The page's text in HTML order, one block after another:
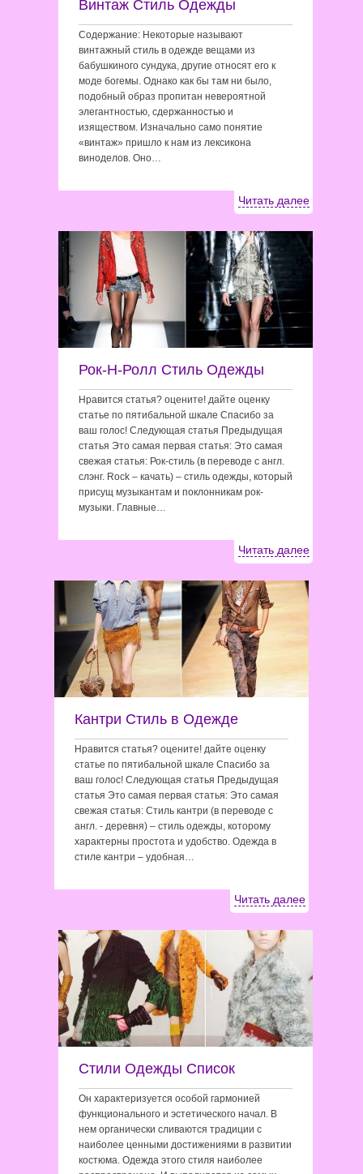
Винтаж Стиль Одежды
Содержание: Некоторые называют
винтажный стиль в одежде вещами из
бабушкиного сундука, другие относят его к
моде богемы. Однако как бы там ни было,
подобный образ пропитан невероятной
элегантностью, сдержанностью и
изяществом. Изначально само понятие
«винтаж» пришло к нам из лексикона
виноделов. Оно…
Читать далее
Рок-Н-Ролл Стиль Одежды
Нравится статья? оцените! дайте оценку
статье по пятибальной шкале Спасибо за
ваш голос! Следующая статья Предыдущая
статья Это самая первая статья: Это самая
свежая статья: Рок-стиль (в переводе с англ.
слэнг. Rock – качать) – стиль одежды, который
присущ музыкантам и поклонникам рок-
музыки. Главные…
Читать далее
Кантри Стиль в Одежде
Нравится статья? оцените! дайте оценку
статье по пятибальной шкале Спасибо за
ваш голос! Следующая статья Предыдущая
статья Это самая первая статья: Это самая
свежая статья: Стиль кантри (в переводе с
англ. - деревня) – стиль одежды, которому
характерны простота и удобство. Одежда в
стиле кантри – удобная…
Читать далее
Стили Одежды Список
Он характеризуется особой гармонией
функционального и эстетического начал. В
нем органически сливаются традиции с
наиболее ценными достижениями в развитии
костюма. Одежда этого стиля наиболее